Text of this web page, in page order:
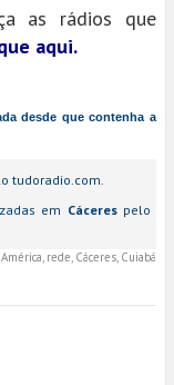
as rádios que
aqui.
desde que contenha a
tudoradio.com.
em Cácerespelo
rede, Cáceres, Cuiabá